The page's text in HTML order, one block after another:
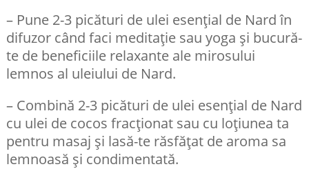
– Pune 2-3 picături de ulei esențial de Nard în
difuzor când faci meditație sau yoga și bucură-
te de beneficiile relaxante ale mirosului
lemnos al uleiului de Nard.
– Combină 2-3 picături de ulei esențial de Nard
cu ulei de cocos fracționat sau cu loțiunea ta
pentru masaj și lasă-te răsfățat de aroma sa
lemnoasă și condimentată.